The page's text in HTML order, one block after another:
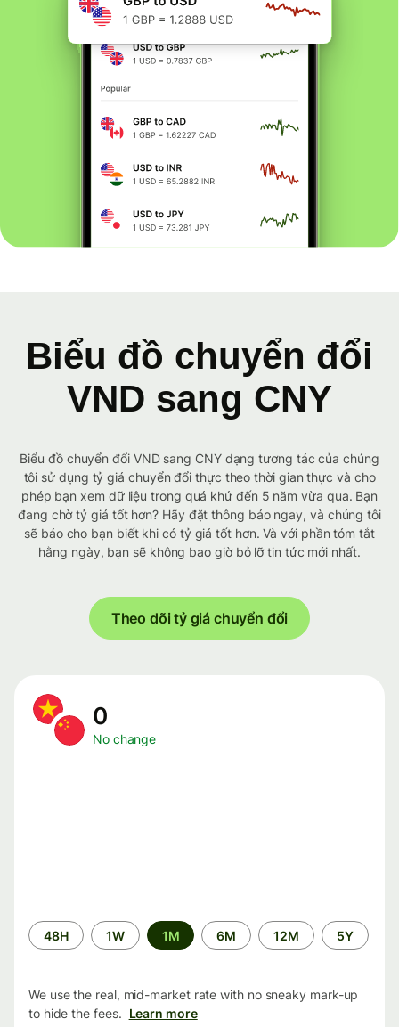
Biểu đồ chuyển đổi
VND sang CNY
Biểu đồ chuyển đổi VND sang CNY dạng tương tác của chúng
tôi sử dụng tỷ giá chuyển đổi thực theo thời gian thực và cho
phép bạn xem dữ liệu trong quá khứ đến 5 năm vừa qua. Bạn
đang chờ tỷ giá tốt hơn? Hãy đặt thông báo ngay, và chúng tôi
sẽ báo cho bạn biết khi có tỷ giá tốt hơn. Và với phần tóm tắt
hằng ngày, bạn sẽ không bao giờ bỏ lỡ tin tức mới nhất.
Theo dõi tỷ giá chuyển đổi
0
No change
Time
period
48H 1W 1M 6M 12M 5Y
We use the real, mid-market rate with no sneaky mark-up
to hide the fees. Learn more